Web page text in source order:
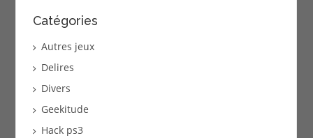
Catégories
Autres jeux
Delires
Divers
Geekitude
Hack ps3